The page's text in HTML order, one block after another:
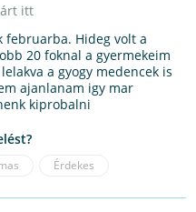
itt
februarba. Hideg volt a
20 foknal a gyermekeim
a gyogy medencek is
ajanlanam igy mar
kiprobalni
Érdekes